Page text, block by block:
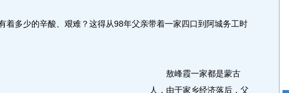
多少的辛酸、艰难？这得从98年父亲带着一家四口到阿城务工时
敖峰霞一家都是蒙古
人，由于家乡经济落后，父